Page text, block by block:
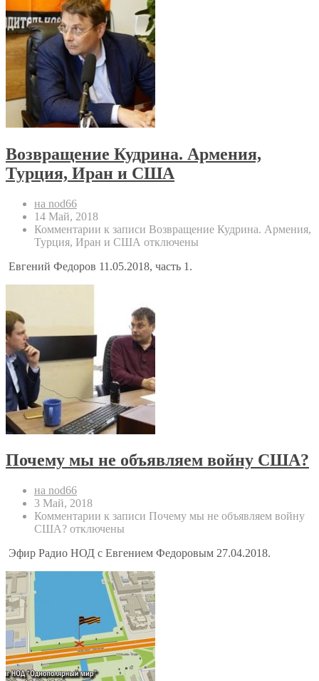
Возвращение Кудрина. Армения,
Турция, Иран и США
на nod66
14 Май, 2018
Комментарии к записи Возвращение Кудрина. Армения,
Турция, Иран и США отключены
Евгений Федоров 11.05.2018, часть 1.
Почему мы не объявляем войну США?
на nod66
3 Май, 2018
Комментарии к записи Почему мы не объявляем войну
США? отключены
Эфир Радио НОД с Евгением Федоровым 27.04.2018.